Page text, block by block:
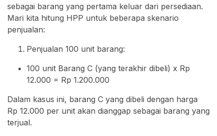
sebagai barang yang pertama keluar dari persediaan.
Mari kita hitung HPP untuk beberapa skenario
penjualan:
Penjualan 100 unit barang:
100 unit Barang C (yang terakhir dibeli) x Rp
12.000 = Rp 1.200.000
Dalam kasus ini, barang C yang dibeli dengan harga
Rp 12.000 per unit akan dianggap sebagai barang yang
terjual.